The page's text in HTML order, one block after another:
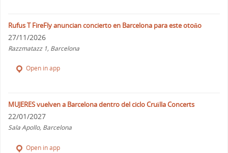
Rufus T FireFly anuncian concierto en Barcelona para este otoño
27/11/2026
Razzmatazz 1, Barcelona
Open in app
MUJERES vuelven a Barcelona dentro del ciclo Cruïlla Concerts
22/01/2027
Sala Apollo, Barcelona
Open in app